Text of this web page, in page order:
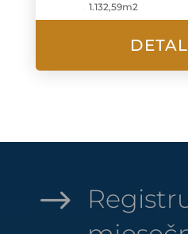
1.132,59m2
$